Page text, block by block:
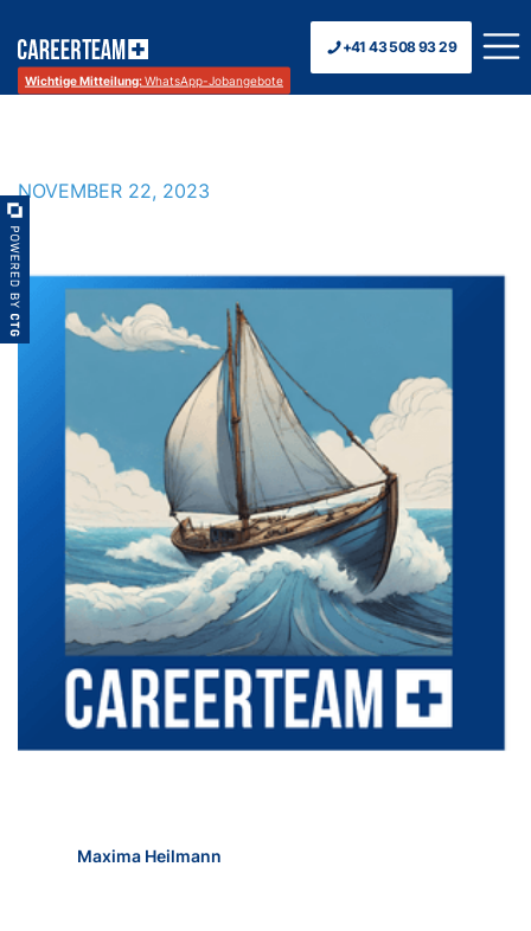
+41 43 508 93 29
Wichtige Mitteilung:WhatsApp-Jobangebote
NOVEMBER 22, 2023
Maxima Heilmann